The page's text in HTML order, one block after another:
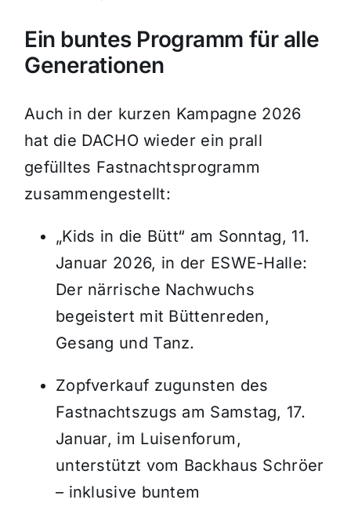
Ein buntes Programm für alle
Generationen
Auch in der kurzen Kampagne 2026
hat die DACHO wieder ein prall
gefülltes Fastnachtsprogramm
zusammengestellt:
„Kids in die Bütt“ am Sonntag, 11.
Januar 2026, in der ESWE-Halle:
Der närrische Nachwuchs
begeistert mit Büttenreden,
Gesang und Tanz.
Zopfverkauf zugunsten des
Fastnachtszugs am Samstag, 17.
Januar, im Luisenforum,
unterstützt vom Backhaus Schröer
– inklusive buntem